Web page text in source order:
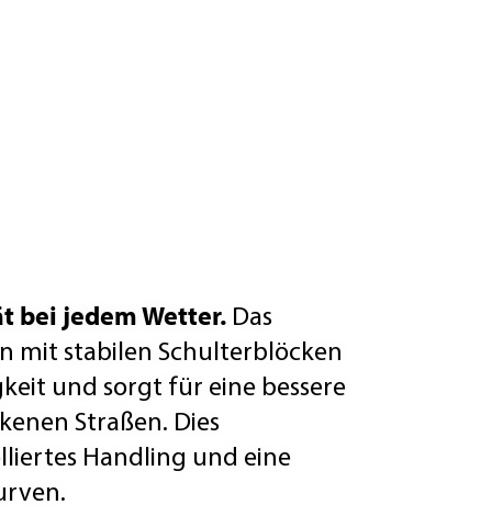
bei jedem Wetter. Das
mit stabilen Schulterblöcken
und sorgt für eine bessere
Straßen. Dies
Handling und eine